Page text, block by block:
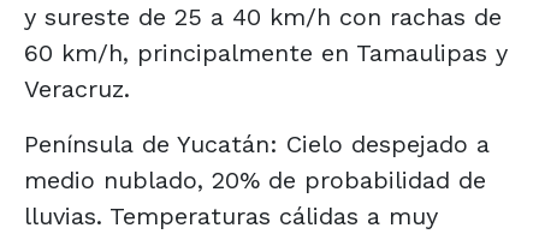
y sureste de 25 a 40 km/h con rachas de
60 km/h, principalmente en Tamaulipas y
Veracruz.
Península de Yucatán: Cielo despejado a
medio nublado, 20% de probabilidad de
lluvias. Temperaturas cálidas a muy